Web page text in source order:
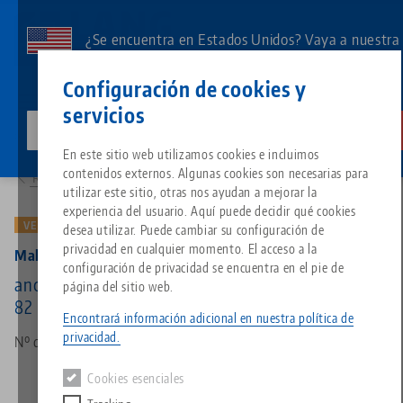
Configuración de cookies y
servicios
En este sitio web utilizamos cookies e incluimos
contenidos externos. Algunas cookies son necesarias para
utilizar este sitio, otras nos ayudan a mejorar la
experiencia del usuario. Aquí puede decidir qué cookies
desea utilizar. Puede cambiar su configuración de
privacidad en cualquier momento. El acceso a la
configuración de privacidad se encuentra en el pie de
página del sitio web.
Encontrará información adicional en nuestra política de
privacidad.
Cookies esenciales
contenido
¿Se encuentra en Estados Unidos? Vaya a nuestra
de su país.
Todo de una sola fuente
Sistema de sujeción de punto
Portapiezas
Grupo de
Tipos de productos
Resumen de productos
Acerca de LANG
Filosofía
Innovaciones
Descargas
FAQ
Solicitud de catálogo
Blog
Noticias
Eventos
Productos correspondientes
Lo sentimos. No hemos podido encontrar ningún resultado.
Ir a la página del producto
Servicios
Search
Descargas
Breadcrumb
Resumen de productos
VERSIÓN ANTIGUA
Makro•Grip® 46, Mandíbula central + husillo
ancho de mandíbula 46 mm, longitud del husillo
82 mm (versión antigua)
Nº de artículo 47065-TG